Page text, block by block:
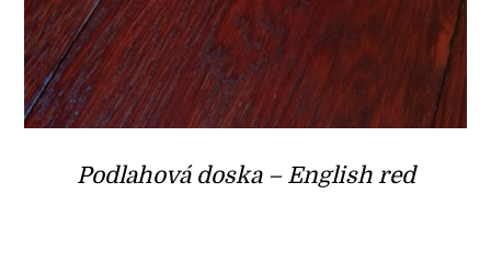
Podlahová doska – English red